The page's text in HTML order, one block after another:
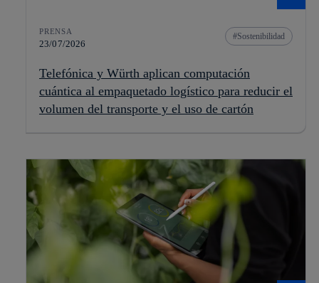
PRENSA
23/07/2026
Sostenibilidad
Telefónica y Würth aplican computación
cuántica al empaquetado logístico para reducir el
volumen del transporte y el uso de cartón